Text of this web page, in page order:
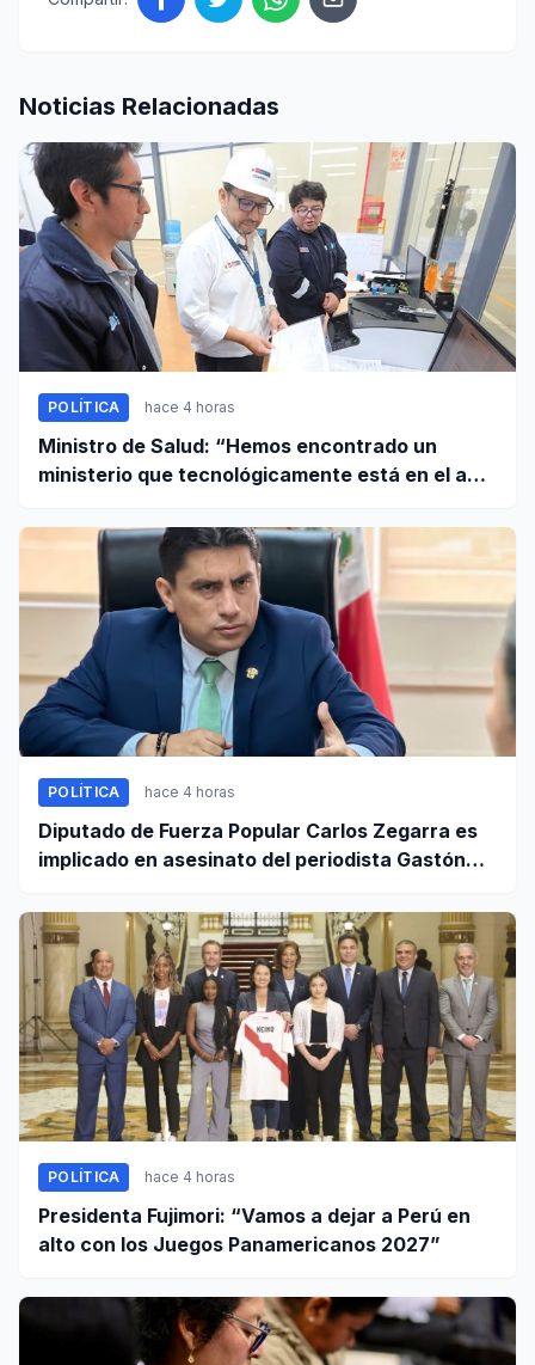
Noticias Relacionadas
POLÍTICA hace 4 horas
Ministro de Salud: “Hemos encontrado un
ministerio que tecnológicamente está en el año
POLÍTICA hace 4 horas
Diputado de Fuerza Popular Carlos Zegarra es
implicado en asesinato del periodista Gastón
POLÍTICA hace 4 horas
Presidenta Fujimori: “Vamos a dejar a Perú en
alto con los Juegos Panamericanos 2027”